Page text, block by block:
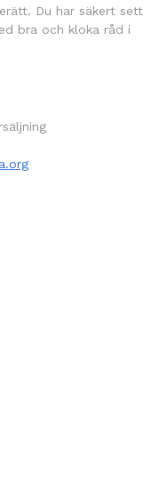
Du har säkert sett
bra och kloka råd i